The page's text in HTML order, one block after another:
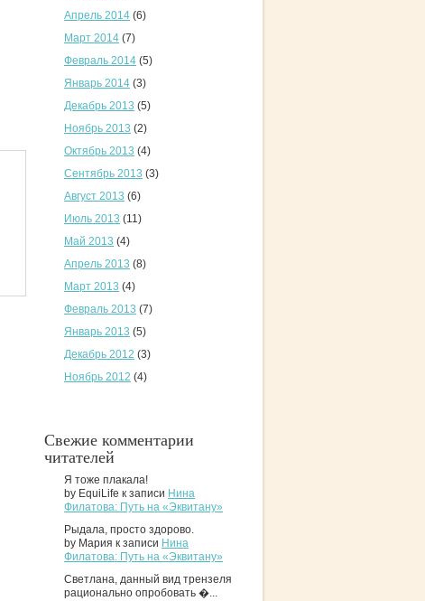
Апрель 2014 (6)
Март 2014 (7)
Февраль 2014 (5)
Январь 2014 (3)
Декабрь 2013 (5)
Ноябрь 2013 (2)
Октябрь 2013 (4)
Сентябрь 2013 (3)
Август 2013 (6)
Июль 2013 (11)
Май 2013 (4)
Апрель 2013 (8)
Март 2013 (4)
Февраль 2013 (7)
Январь 2013 (5)
Декабрь 2012 (3)
Ноябрь 2012 (4)
Свежие комментарии
читателей
Я тоже плакала!
by EquiLife к записи Нина
Филатова: Путь на «Эквитану»
Рыдала, просто здорово.
by Мария к записи Нина
Филатова: Путь на «Эквитану»
Светлана, данный вид трензеля
рационально опробовать �...